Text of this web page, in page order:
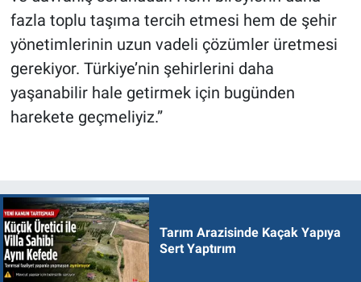
fazla toplu taşıma tercih etmesi hem de şehir
yönetimlerinin uzun vadeli çözümler üretmesi
gerekiyor. Türkiye’nin şehirlerini daha
yaşanabilir hale getirmek için bugünden
harekete geçmeliyiz.”
Tarım Arazisinde Kaçak Yapıya
Sert Yaptırım